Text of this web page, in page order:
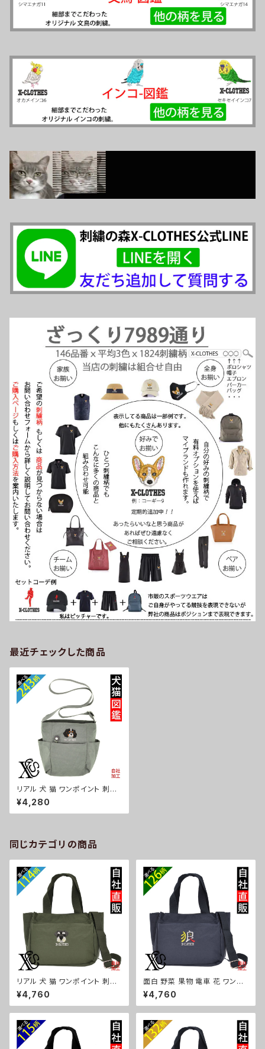
最近チェックした商品
リアル 犬 猫 ワンポイント 刺繍
ナイロン ミニショルダーバッグ
レディース メンズ ファスナー 軽
量 雑貨 グッズ 自社ブランド 柄
ビションフリーゼ クリスマス ori
-a-bg127-b10-s
¥4,280
同じカテゴリの商品
リアル 犬 猫 ワンポイント 刺繍
トート ショルダーバッグ カジュ
アル 軽量 レディース メンズ 雑
貨 グッズ 自社ブランド 柄 ギフト
ザー パグ ビションフリーゼ ori-
a-bg181-b10-s
¥4,760
面白 野菜 果物 電車 花 ワンポ
イント 刺繍トート ショルダーバ
ッグ カジュアル 軽量 レディース
メンズ 雑貨 グッズ 自社ブランド
鳥獣戯画 富士山 パチンコ ori-
a-bg181-b09-s
¥4,760